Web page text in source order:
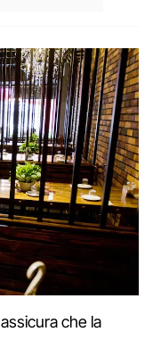
assicura che la